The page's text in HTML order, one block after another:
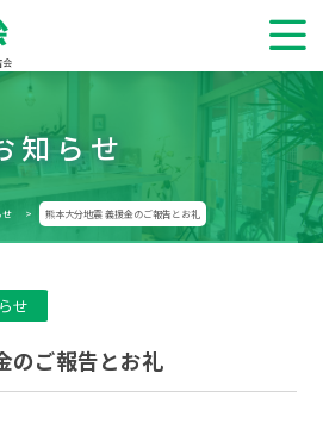
会
知らせ
せ > 熊本大分地震 義援金のご報告とお礼
せ
のご報告とお礼